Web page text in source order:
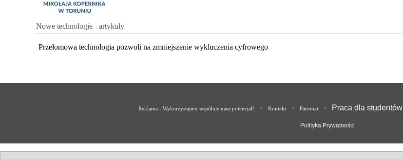
Nowe technologie - artykuły
Przełomowa technologia pozwoli na zmniejszenie wykluczenia cyfrowego
Reklama - Wykorzystajmy wspólnie nasz potencjał! • Kontakt • Patronat • Praca dla studentów
Polityka Prywatności